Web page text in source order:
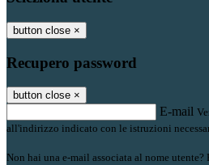
button close ×
Recupero password
button close ×
E-mail
all'indirizzo indicato con le istruzioni
Non hai una e-mail associata al nome